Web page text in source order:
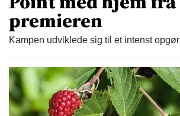
premieren
Kampen udviklede sig til et intenst opgør